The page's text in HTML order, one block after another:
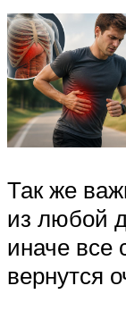
Так же
из любой
иначе все
вернутся